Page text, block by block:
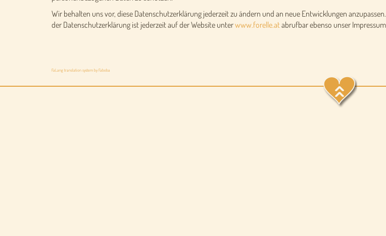
Wir behalten uns vor, diese Datenschutzerklärung jederzeit zu ändern und an neue Entwicklungen
der Datenschutzerklärung ist jederzeit auf der Website unterwww.forelle.atabrufbar ebenso unser
FaLang translation system by Faboba